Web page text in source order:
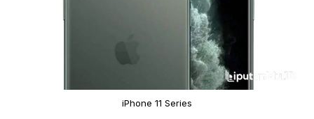
iPhone 11 Series